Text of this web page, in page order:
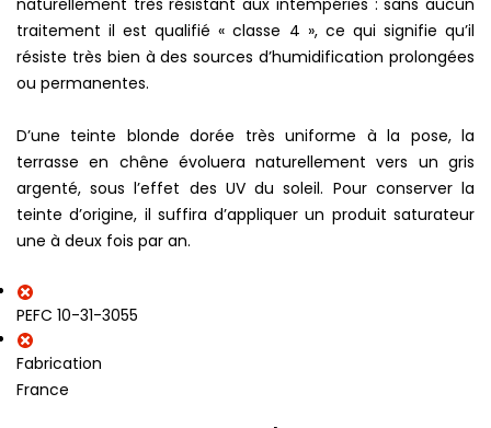
naturellement très résistant aux intempéries : sans aucun
traitement il est qualifié « classe 4 », ce qui signifie qu’il
résiste très bien à des sources d’humidification prolongées
ou permanentes.
D’une teinte blonde dorée très uniforme à la pose, la
terrasse en chêne évoluera naturellement vers un gris
argenté, sous l’effet des UV du soleil. Pour conserver la
teinte d’origine, il suffira d’appliquer un produit saturateur
une à deux fois par an.
PEFC 10-31-3055
Fabrication
France